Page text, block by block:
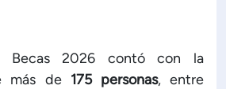
Becas 2026 contó con la
más de175 personas, entre